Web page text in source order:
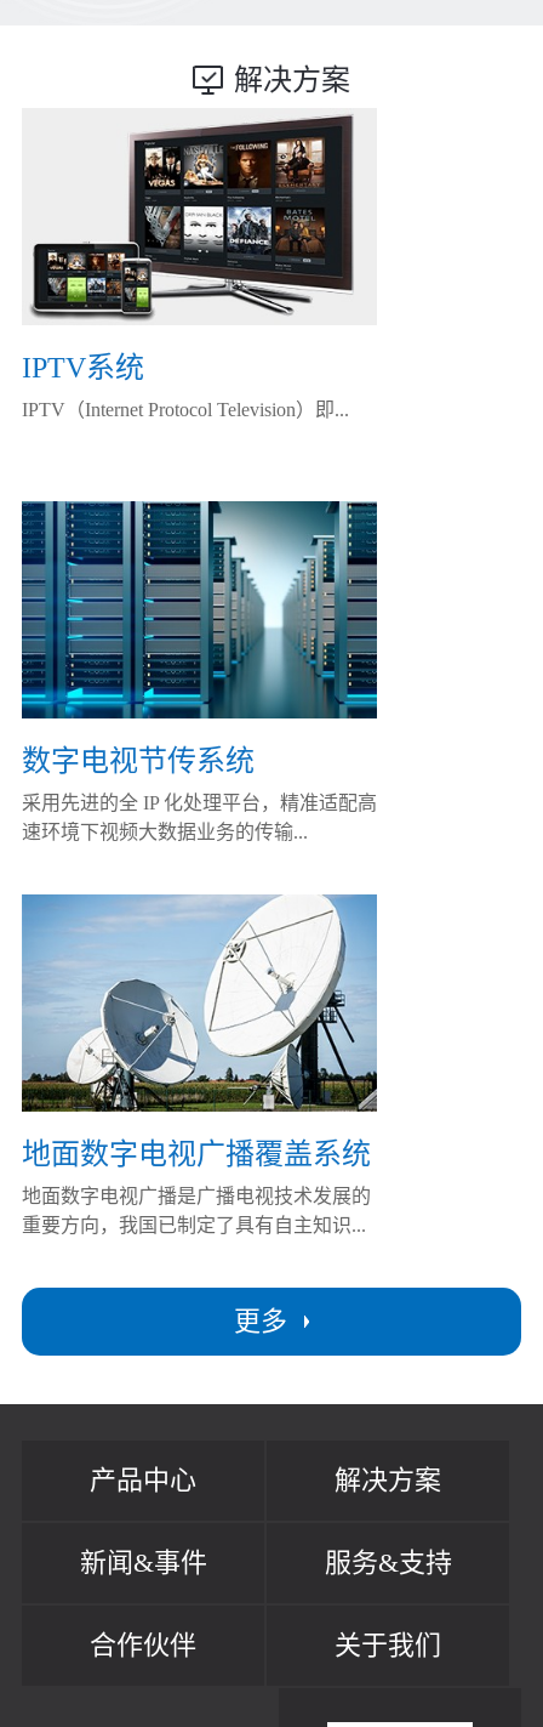
解决方案
更多
IPTV系统
IPTV（Internet Protocol Television）即...
数字电视节传系统
采用先进的全 IP 化处理平台，精准适配高
速环境下视频大数据业务的传输...
地面数字电视广播覆盖系统
地面数字电视广播是广播电视技术发展的
重要方向，我国已制定了具有自主知识...
产品中心 解决方案
新闻&事件 服务&支持
合作伙伴 关于我们